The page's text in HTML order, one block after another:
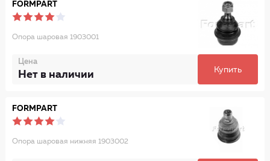
FORMPART
Опора шаровая 1903001
Цена
Нет в наличии Купить
FORMPART
Опора шаровая нижняя 1903002